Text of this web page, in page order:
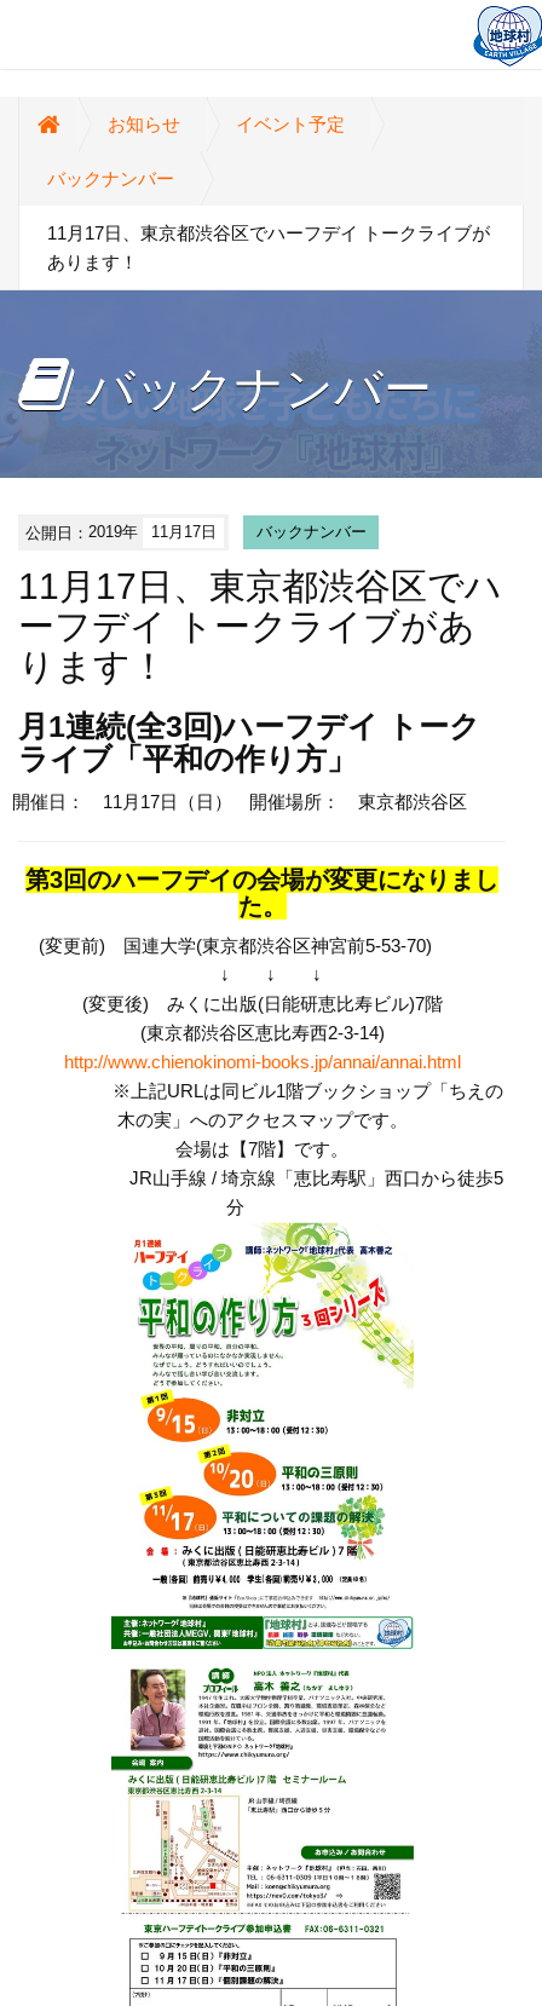
お知らせ イベント予定
バックナンバー
11月17日、東京都渋谷区でハーフデイ トークライブが
あります！
バックナンバー
公開日：2019年 11月17日 バックナンバー
11月17日、東京都渋谷区でハ
ーフデイ トークライブがあ
ります！
月1連続(全3回)ハーフデイ トーク
ライブ「平和の作り方」
開催日： 11月17日（日） 開催場所： 東京都渋谷区
第3回のハーフデイの会場が変更になりまし
た。
(変更前) 国連大学(東京都渋谷区神宮前5-53-70)
↓ ↓ ↓
(変更後) みくに出版(日能研恵比寿ビル)7階
(東京都渋谷区恵比寿西2-3-14)
http://www.chienokinomi-books.jp/annai/annai.html
※上記URLは同ビル1階ブックショップ「ちえの
木の実」へのアクセスマップです。
会場は 【7階】です。
JR山手線 / 埼京線「恵比寿駅」西口から徒歩5
分